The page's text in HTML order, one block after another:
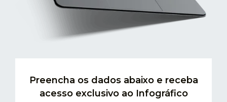
Preencha os dados abaixo e receba
acesso exclusivo ao Infográfico